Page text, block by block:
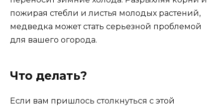
пожирая стебли и листья молодых растений,
медведка может стать серьезной проблемой
для вашего огорода.
Что делать?
Если вам пришлось столкнуться с этой